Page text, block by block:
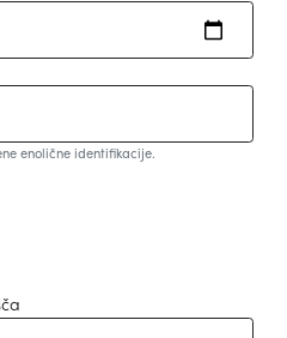
enolične identifikacije.